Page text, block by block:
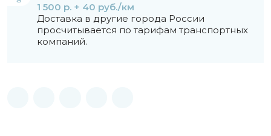
1 500 р. + 40 руб./км
Доставка в другие города России
просчитывается по тарифам транспортных
компаний.